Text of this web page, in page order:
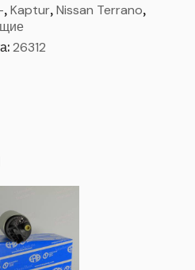
,Kaptur,Nissan Terrano,
26312